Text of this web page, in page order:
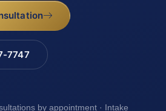
7747
by appointment · Intake